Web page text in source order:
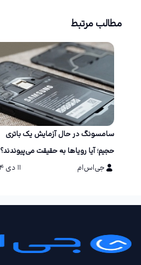
مطالب مرتبط
سامسونگ در حال آزمایش یک باتری
حجیم؛ آیا رویاها به حقیقت می‌پیوندند؟
جی‌اس‌ام
۱۱ دی ۱۴۰۴